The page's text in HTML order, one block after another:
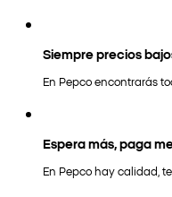
Siempre precios
En Pepco encontrarás
Espera más, paga
En Pepco hay calidad,